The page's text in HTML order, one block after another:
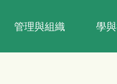
管理與組織 學